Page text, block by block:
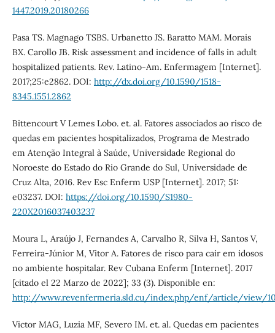
1447.2019.20180266
Pasa TS. Magnago TSBS. Urbanetto JS. Baratto MAM. Morais
BX. Carollo JB. Risk assessment and incidence of falls in adult
hospitalized patients. Rev. Latino-Am. Enfermagem [Internet].
2017;25:e2862. DOI: http://dx.doi.org/10.1590/1518-
8345.1551.2862
Bittencourt V Lemes Lobo. et. al. Fatores associados ao risco de
quedas em pacientes hospitalizados, Programa de Mestrado
em Atenção Integral à Saúde, Universidade Regional do
Noroeste do Estado do Rio Grande do Sul, Universidade de
Cruz Alta, 2016. Rev Esc Enferm USP [Internet]. 2017; 51:
e03237. DOI: https://doi.org/10.1590/S1980-
220X2016037403237
Moura L, Araújo J, Fernandes A, Carvalho R, Silva H, Santos V,
Ferreira-Júnior M, Vitor A. Fatores de risco para cair em idosos
no ambiente hospitalar. Rev Cubana Enferm [Internet]. 2017
[citado el 22 Marzo de 2022]; 33 (3). Disponible en:
http://www.revenfermeria.sld.cu/index.php/enf/article/view/
Victor MAG, Luzia MF, Severo IM. et. al. Quedas em pacientes